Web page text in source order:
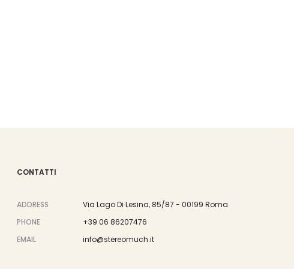
CONTATTI
ADDRESS
Via Lago Di Lesina, 85/87 - 00199 Roma
PHONE
+39 06 86207476
EMAIL
info@stereomuch.it